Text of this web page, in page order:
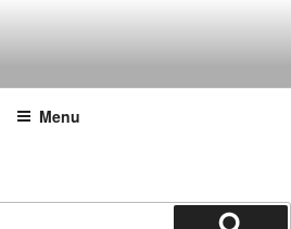
Menu